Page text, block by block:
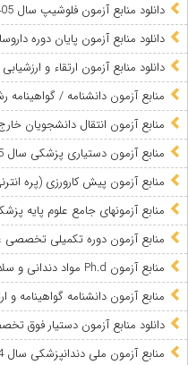
دانلود منابع آزمون فلوشیپ سال 1405
دانلود منابع آزمون پایان دوره
دانلود منابع آزمون ارتقاء و ارزشیابی
منابع آزمون دانشنامه / گواهینامه
منابع آزمون انتقال دانشجویان خارج
منابع آزمون دستیاری پزشکی سال 1405 (دوره 53)
منابع آزمون پیش کارورزی (پره انترنی) اسفند
منابع آزمونهای جامع علوم پایه پزشکی اسفند
منابع آزمون دوره تکمیلی تخصصی
منابع آزمون Ph.d مواد دندانی و سلامت دهان و دندانپزشکی اجتماعی 1404
منابع آزمون دانشنامه گواهینامه و
دانلود منابع آزمون دستیار فوق
ﻣﻨﺎﺑﻊ آزﻣﻮن ﻣﻠﯽ دندانپزشکی سال 1404